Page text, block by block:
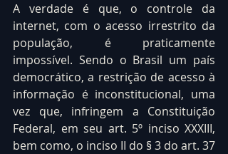
A verdade é que, o controle da
internet, com o acesso irrestrito da
população, é praticamente
impossível. Sendo o Brasil um país
democrático, a restrição de acesso à
informação é inconstitucional, uma
vez que, infringem a Constituição
Federal, em seu art. 5º inciso XXXIII,
bem como, o inciso II do § 3 do art. 37